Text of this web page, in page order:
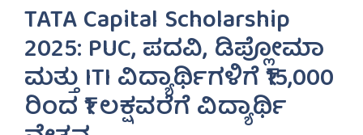
TATA Capital Scholarship
2025: PUC, ಪದವಿ, ಡಿಪ್ಲೋಮಾ
ಮತ್ತು ITI ವಿದ್ಯಾರ್ಥಿಗಳಿಗೆ ₹15,000
ರಿಂದ ₹1 ಲಕ್ಷವರೆಗೆ ವಿದ್ಯಾರ್ಥಿ